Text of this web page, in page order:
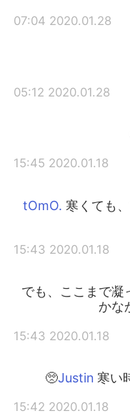
2020.01.28 07:04
2020.01.28 05:12
2020.01.18 15:45
寒くても
2020.01.18 15:43
でも、ここまで凝
かな
2020.01.18 15:43
寒い
2020.01.18 15:42